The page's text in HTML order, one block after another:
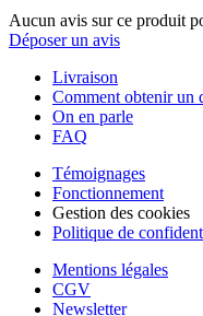
Aucun avis sur ce produit
Déposer un avis
Livraison
Comment obtenir un
On en parle
FAQ
Témoignages
Fonctionnement
Gestion des cookies
Politique de
Mentions légales
CGV
Newsletter